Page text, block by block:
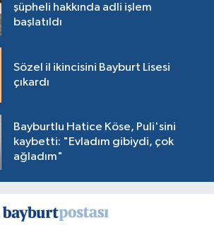
şüpheli hakkında adli işlem
başlatıldı
Sözel il ikincisini Bayburt Lisesi
çıkardı
Bayburtlu Hatice Köse, Puli'sini
kaybetti: "Evladım gibiydi, çok
ağladım"